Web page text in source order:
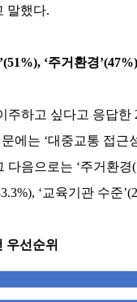
말했다.
‘주거환경
주하고 싶다고 응답
에는 ‘대중교통 접근
음으로는 ‘주거환
‘교육기관 수준
우선순위